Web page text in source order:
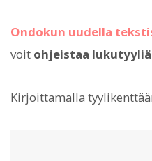
Ondokun uudella
voit ohjeistaa
Kirjoittamalla